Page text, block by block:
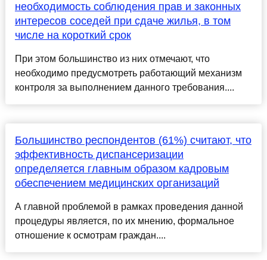
необходимость соблюдения прав и законных
интересов соседей при сдаче жилья, в том
числе на короткий срок
При этом большинство из них отмечают, что
необходимо предусмотреть работающий механизм
контроля за выполнением данного требования....
Большинство респондентов (61%) считают, что
эффективность диспансеризации
определяется главным образом кадровым
обеспечением медицинских организаций
А главной проблемой в рамках проведения данной
процедуры является, по их мнению, формальное
отношение к осмотрам граждан....